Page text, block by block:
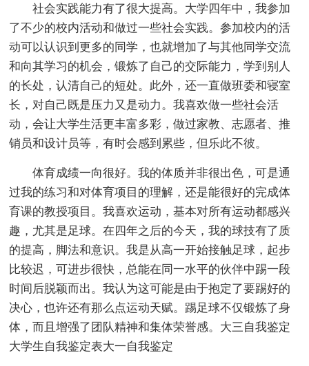
社会实践能力有了很大提高。大学四年中，我参加
了不少的校内活动和做过一些社会实践。参加校内的活
动可以认识到更多的同学，也就增加了与其他同学交流
和向其学习的机会，锻炼了自己的交际能力，学到别人
的长处，认清自己的短处。此外，还一直做班委和寝室
长，对自己既是压力又是动力。我喜欢做一些社会活
动，会让大学生活更丰富多彩，做过家教、志愿者、推
销员和设计员等，有时会感到累些，但乐此不彼。
体育成绩一向很好。我的体质并非很出色，可是通
过我的练习和对体育项目的理解，还是能很好的完成体
育课的教授项目。我喜欢运动，基本对所有运动都感兴
趣，尤其是足球。在四年之后的今天，我的球技有了质
的提高，脚法和意识。我是从高一开始接触足球，起步
比较迟，可进步很快，总能在同一水平的伙伴中踢一段
时间后脱颖而出。我认为这可能是由于抱定了要踢好的
决心，也许还有那么点运动天赋。踢足球不仅锻炼了身
体，而且增强了团队精神和集体荣誉感。大三自我鉴定
大学生自我鉴定表大一自我鉴定